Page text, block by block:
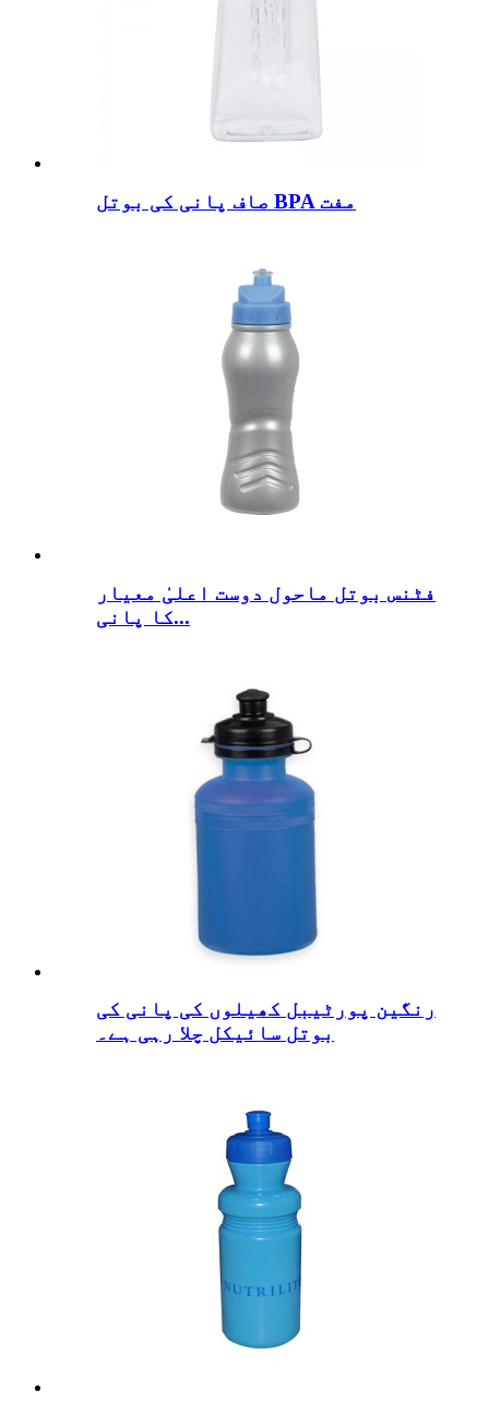
صاف پانی کی بوتل BPA مفت
فٹنس بوتل ماحول دوست اعلیٰ معیار
کا پانی...
رنگین پورٹیبل کھیلوں کی پانی کی
بوتل سائیکل چلا رہی ہے۔